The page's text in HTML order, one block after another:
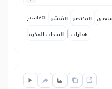
التفاسير: المُيسَّر المختصر
النفحات المكية | هدايات